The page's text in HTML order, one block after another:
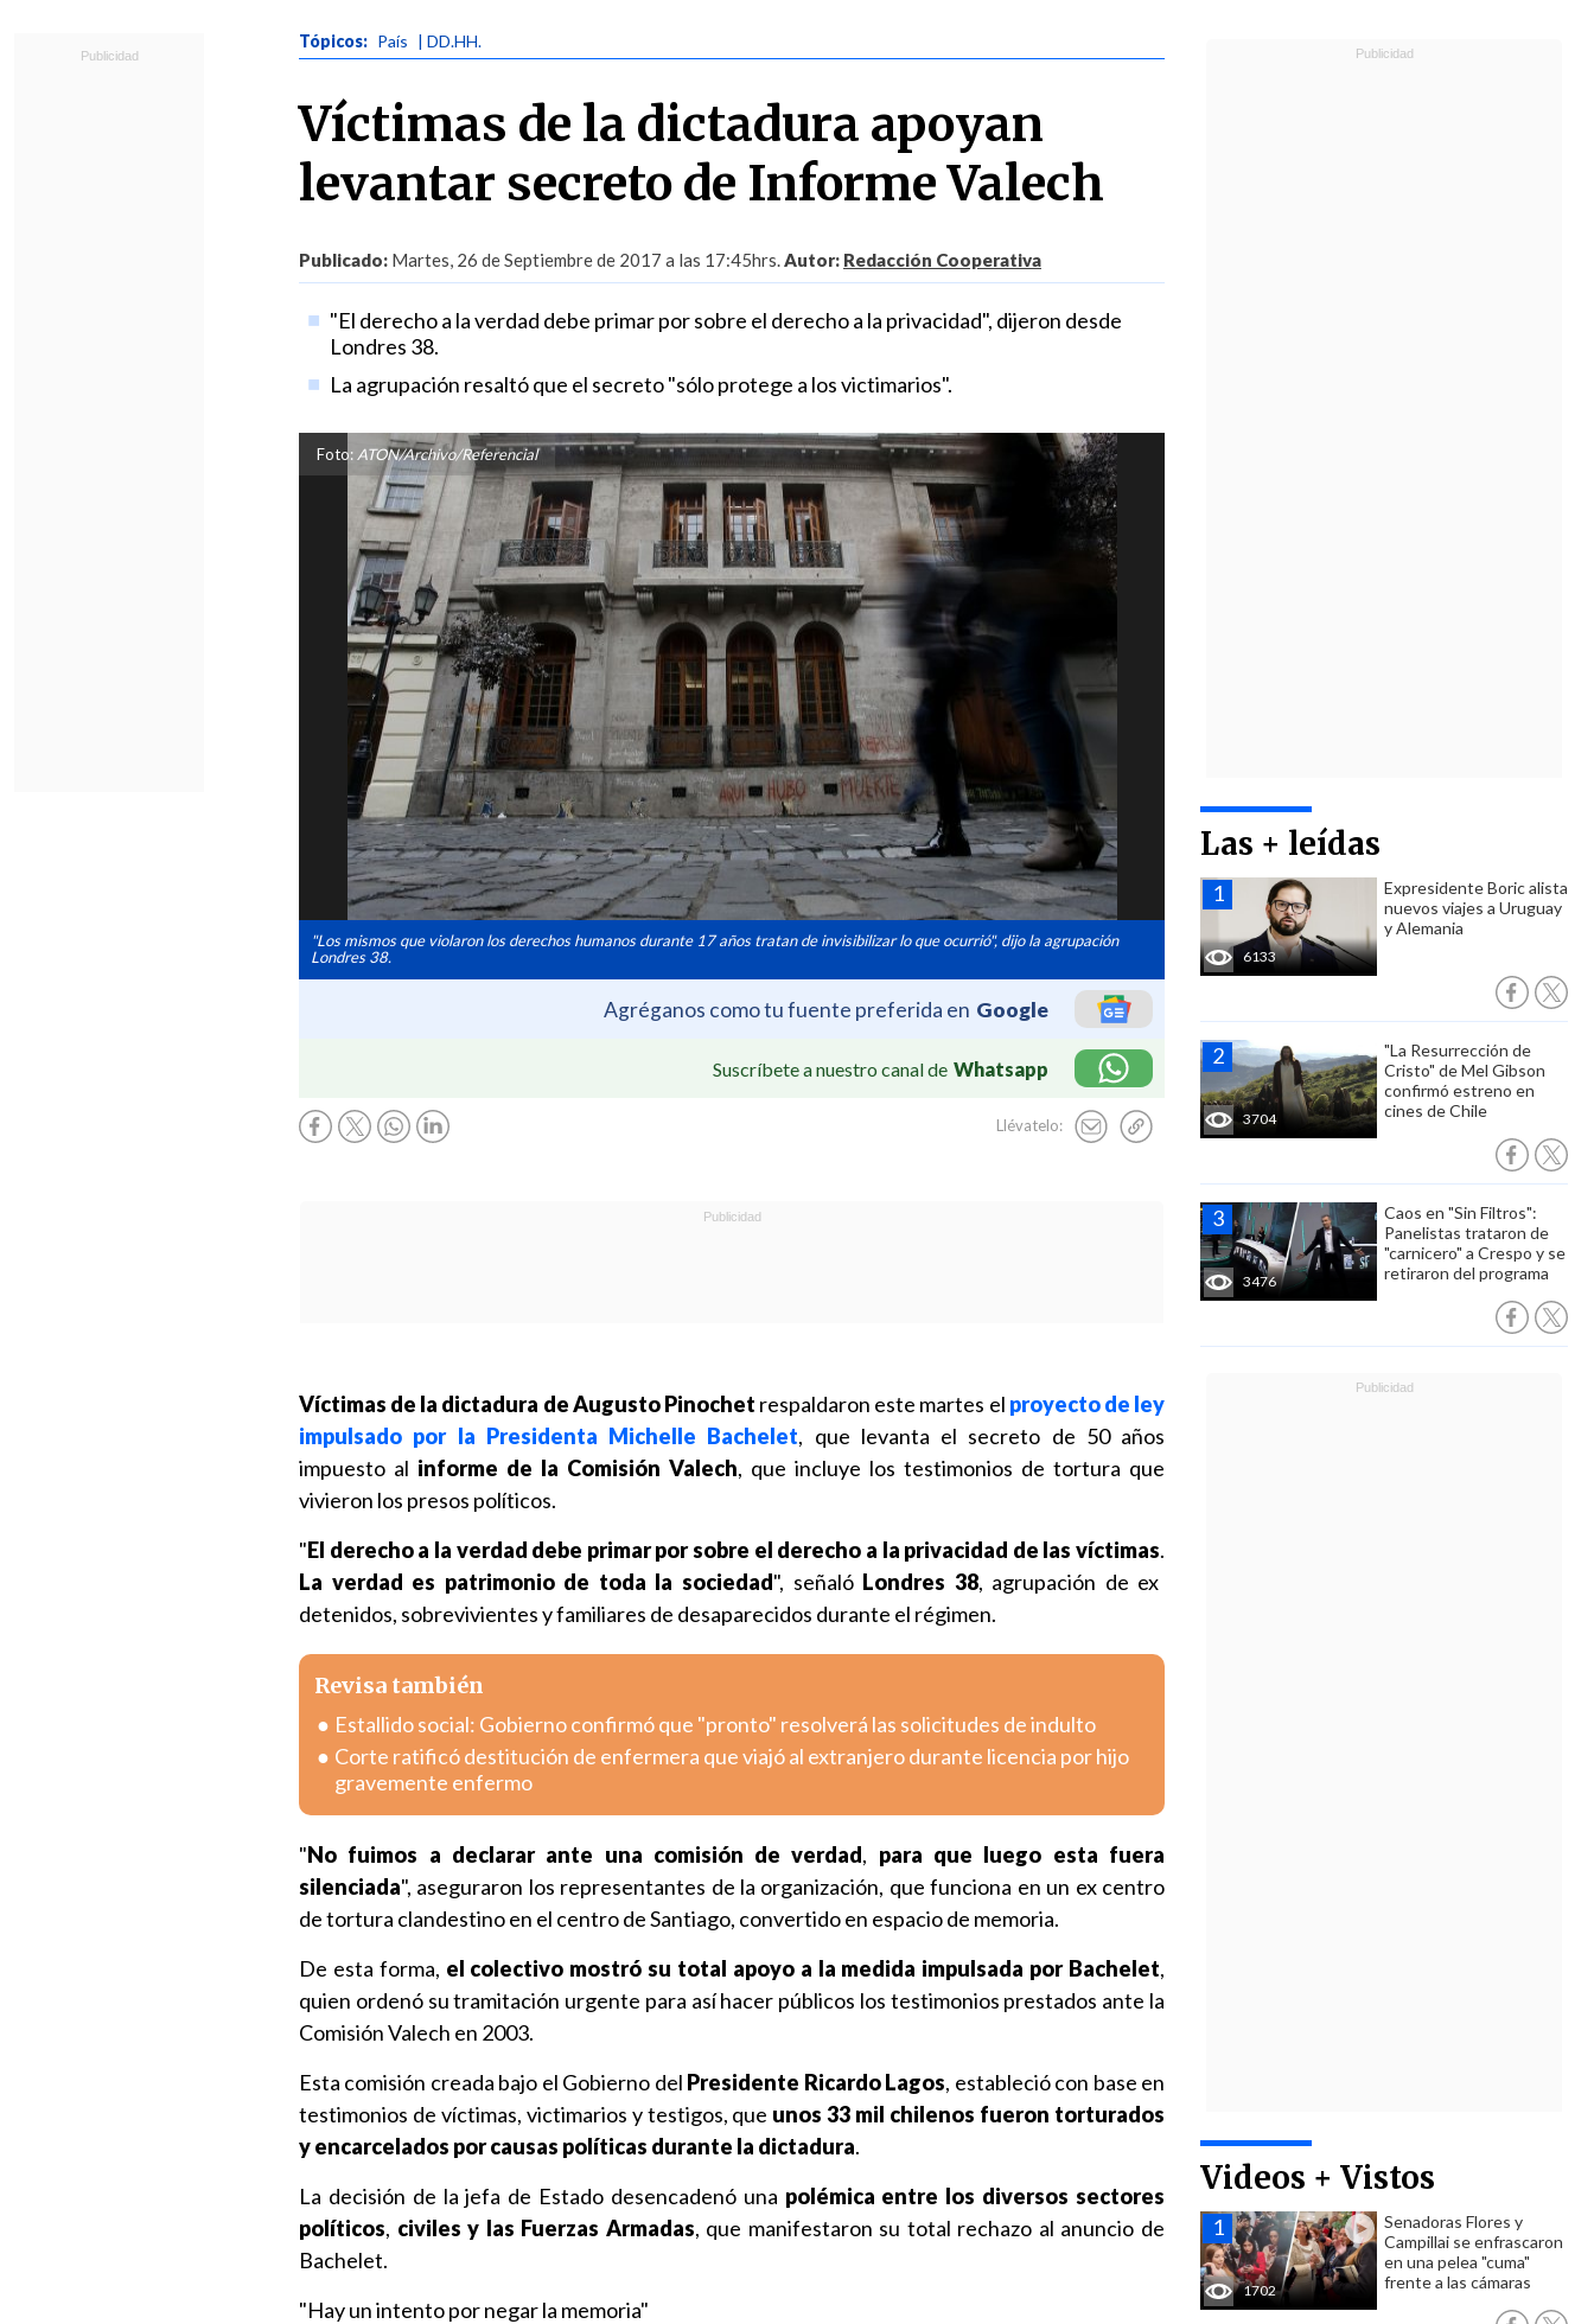
Tópicos: País | DD.HH.
Víctimas de la dictadura apoyan
levantar secreto de Informe Valech
Publicado: Martes, 26 de Septiembre de 2017 a las 17:45hrs.Autor: Redacción Cooperativa
"El derecho a la verdad debe primar por sobre el derecho a la privacidad", dijeron desde
Londres 38.
La agrupación resaltó que el secreto "sólo protege a los victimarios".
Foto: ATON/Archivo/Referencial
"Los mismos que violaron los derechos humanos durante 17 años tratan de invisibilizar lo que ocurrió", dijo la agrupación
Londres 38.
Agréganos como tu fuente preferida en Google
Suscríbete a nuestro canal de Whatsapp
Llévatelo:
Las + leídas
6133
Expresidente Boric alista
nuevos viajes a Uruguay
y Alemania
3704
"La Resurrección de
Cristo" de Mel Gibson
confirmó estreno en
cines de Chile
3476
Caos en "Sin Filtros":
Panelistas trataron de
"carnicero" a Crespo y se
retiraron del programa
Videos + Vistos
1702
Senadoras Flores y
Campillai se enfrascaron
en una pelea "cuma"
frente a las cámaras
Víctimas de la dictadura de Augusto Pinochet respaldaron este martes el proyecto de ley
impulsado por la Presidenta Michelle Bachelet, que levanta el secreto de 50 años
impuesto al informe de la Comisión Valech, que incluye los testimonios de tortura que
vivieron los presos políticos.
"El derecho a la verdad debe primar por sobre el derecho a la privacidad de las víctimas.
La verdad es patrimonio de toda la sociedad", señaló Londres 38, agrupación de ex
detenidos, sobrevivientes y familiares de desaparecidos durante el régimen.
Revisa también
Estallido social: Gobierno confirmó que "pronto" resolverá las solicitudes de indulto
Corte ratificó destitución de enfermera que viajó al extranjero durante licencia por hijo
gravemente enfermo
"No fuimos a declarar ante una comisión de verdad, para que luego esta fuera
silenciada", aseguraron los representantes de la organización, que funciona en un ex centro
de tortura clandestino en el centro de Santiago, convertido en espacio de memoria.
De esta forma, el colectivo mostró su total apoyo a la medida impulsada por Bachelet,
quien ordenó su tramitación urgente para así hacer públicos los testimonios prestados ante la
Comisión Valech en 2003.
Esta comisión creada bajo el Gobierno del Presidente Ricardo Lagos, estableció con base en
testimonios de víctimas, victimarios y testigos, que unos 33 mil chilenos fueron torturados
y encarcelados por causas políticas durante la dictadura.
La decisión de la jefa de Estado desencadenó una polémica entre los diversos sectores
políticos, civiles y las Fuerzas Armadas, que manifestaron su total rechazo al anuncio de
Bachelet.
"Hay un intento por negar la memoria"